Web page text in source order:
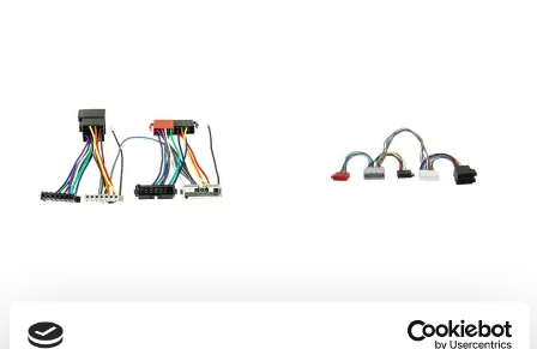
slutsteg adapterkabel Chrysler,
MATCH PP-AC 15a Match
slutsteg adapterkabel Chrysler,